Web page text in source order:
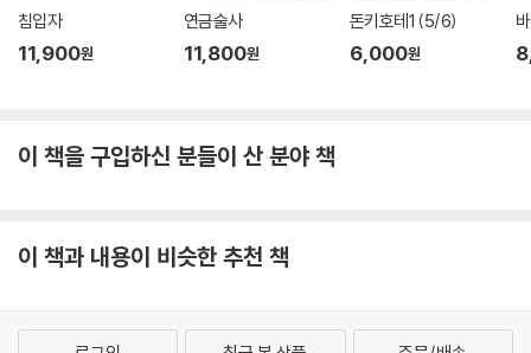
침입자
11,900원
연금술사
11,800원
돈키호테1 (5/6)
6,000원
이 책을 구입하신 분들이 산 분야 책
이 책과 내용이 비슷한 추천 책